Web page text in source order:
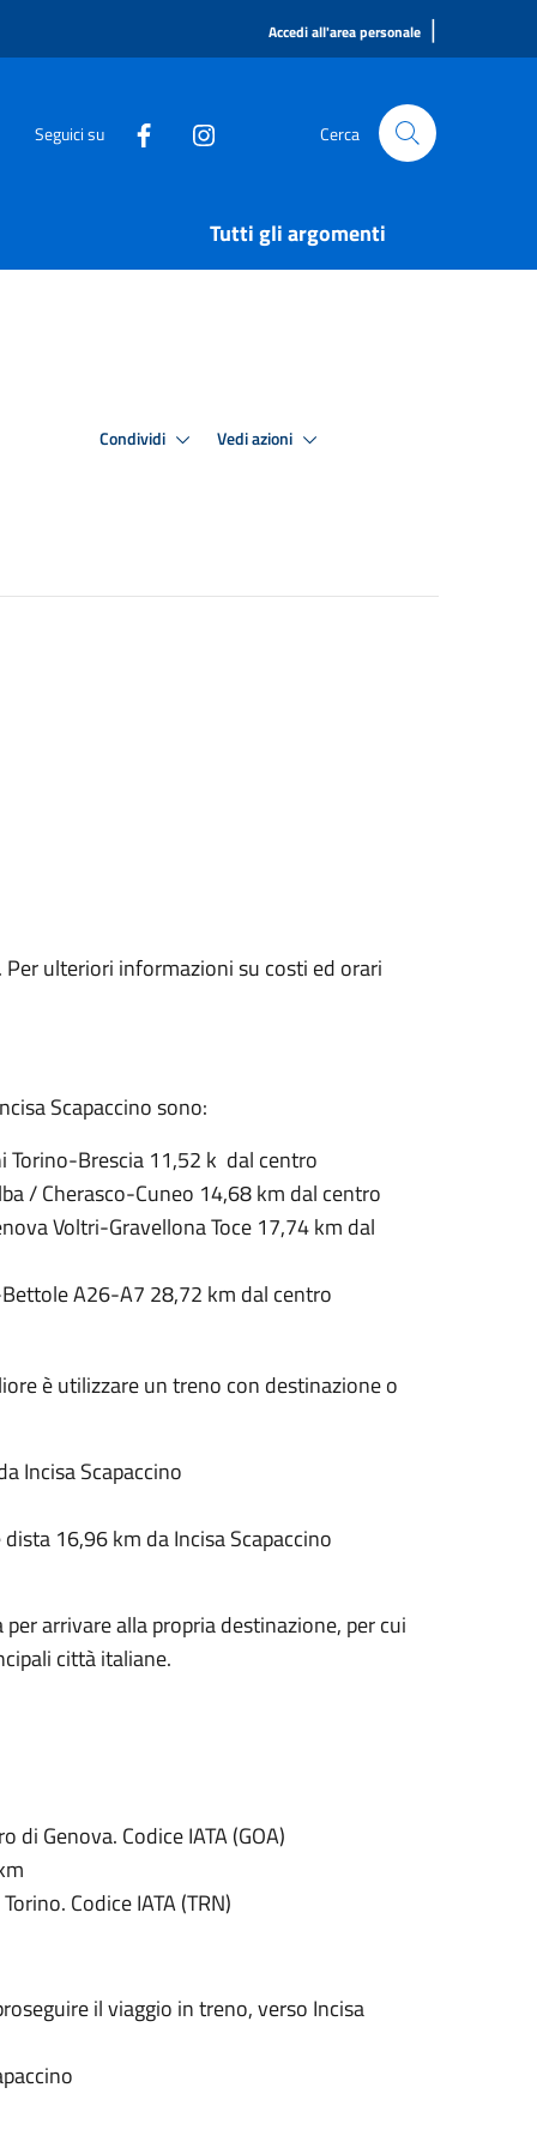
Accedi all'area personale |
Seguici su Cerca
Tutti gli argomenti
Condividi Vedi azioni
ulteriori informazioni su costi ed orari
Scapaccino sono:
Torino-Brescia 11,52 k dal centro
/ Cherasco-Cuneo 14,68 km dal centro
Voltri-Gravellona Toce 17,74 km dal
A26-A7 28,72 km dal centro
è utilizzare un treno con destinazione o
Incisa Scapaccino
16,96 km da Incisa Scapaccino
arrivare alla propria destinazione, per cui
città italiane.
Genova. Codice IATA (GOA)
Codice IATA (TRN)
il viaggio in treno, verso Incisa